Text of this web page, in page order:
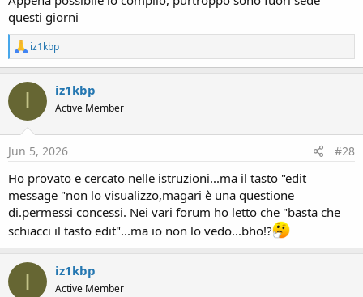
questi giorni
R
e
a
c
o
n
s
iz1kbp
I iz1kbp
Active Member
Jun 5, 2026 #28
Ho provato e cercato nelle istruzioni...ma il tasto "edit
message "non lo visualizzo,magari è una questione
di.permessi concessi. Nei vari forum ho letto che "basta che
schiacci il tasto edit"...ma io non lo vedo...bho!?
I iz1kbp
Active Member